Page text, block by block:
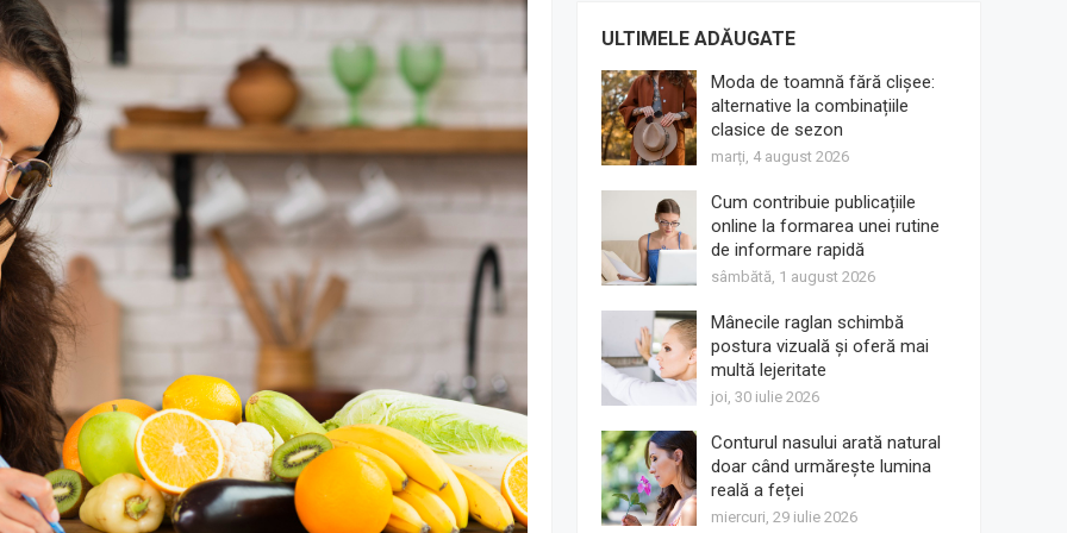
ULTIMELE ADĂUGATE
Moda de toamnă fără clișee:
alternative la combinațiile
clasice de sezon
marți, 4 august 2026
Cum contribuie publicațiile
online la formarea unei rutine
de informare rapidă
sâmbătă, 1 august 2026
Mânecile raglan schimbă
postura vizuală și oferă mai
multă lejeritate
joi, 30 iulie 2026
Conturul nasului arată natural
doar când urmărește lumina
reală a feței
miercuri, 29 iulie 2026